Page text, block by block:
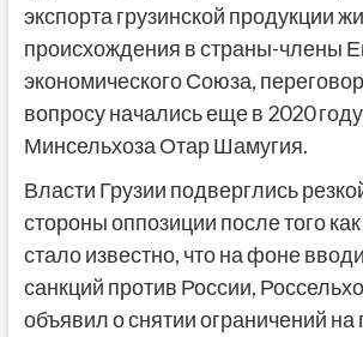
экспорта грузинской продукции
происхождения в страны-члены
экономического Союза,
вопросу начались еще в 2020
Минсельхоза Отар Шамугия.
Власти Грузии подверглись
стороны оппозиции после того
стало известно, что на фоне
санкций против России,
объявил о снятии ограничений на